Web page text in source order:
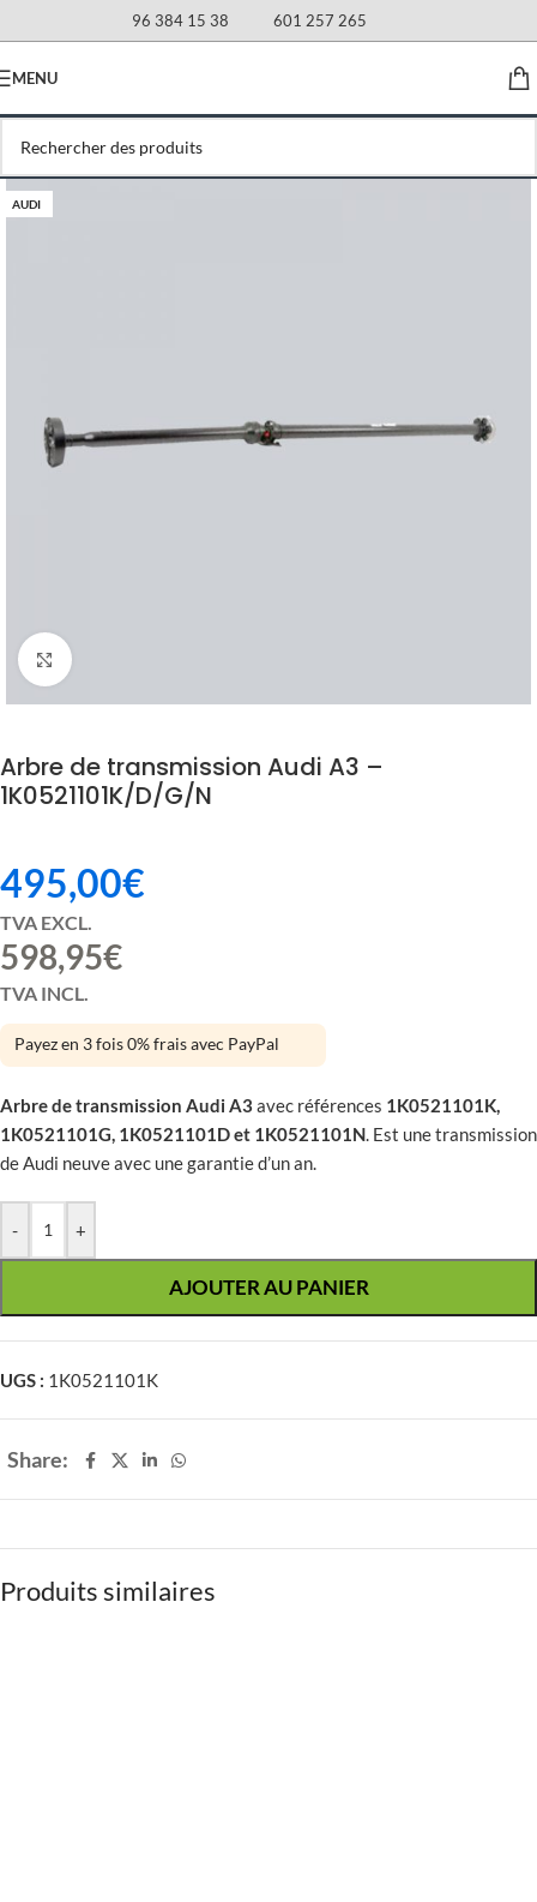
96 384 15 38 601 257 265
MENU
AUDI
Click to enlarge
Arbre de transmission Audi A3 –
1K0521101K/D/G/N
495,00€
TVA EXCL.
598,95€
TVA INCL.
Payez en 3 fois 0% frais avec PayPal
Arbre de transmission Audi A3avec références 1K0521101K,
1K0521101G, 1K0521101D et 1K0521101N. Est une transmission
de Audi neuve avec une garantie d’un an.
- +
AJOUTER AU PANIER
UGS : 1K0521101K
Share:
Produits similaires